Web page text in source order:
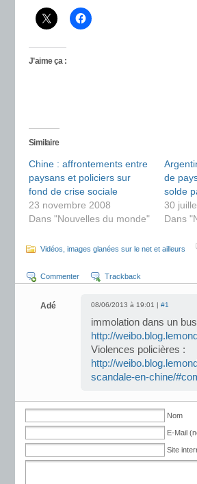
J’aime ça :
Similaire
Chine : affrontements entre
paysans et policiers sur
fond de crise sociale
23 novembre 2008
Dans "Nouvelles du monde"
de
solde
30
Dans
Vidéos, images glanées sur le net et ailleurs
Commenter Trackback
Adé 08/06/2013 à 19:01 | #1
immolation dans un
http://
Violences policières :
http://
scandale-en-chine/
Nom
E-Mail
Site